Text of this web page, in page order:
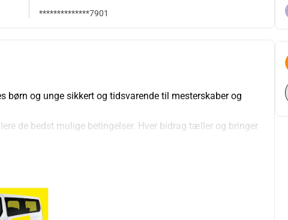
**************7901
og unge sikkert og tidsvarende til mesterskaber og
de bedst mulige betingelser. Hver bidrag tæller og bringer